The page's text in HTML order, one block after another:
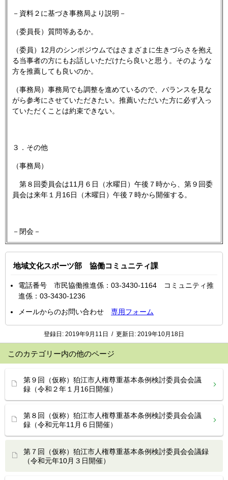
－資料２に基づき事務局より説明－
（委員長）質問等あるか。
（委員）12月のシンポジウムではさまざまに生きづらさを抱え
る当事者の方にもお話しいただけたら良いと思う。そのような
方を推薦しても良いのか。
（事務局）事務局でも調整を進めているので、バランスを見な
がら参考にさせていただきたい。推薦いただいた方に必ず入っ
ていただくことは約束できない。
３．その他
（事務局）
第８回委員会は11月６日（水曜日）午後７時から、第９回委
員会は来年１月16日（木曜日）午後７時から開催する。
－閉会－
地域文化スポーツ部 協働コミュニティ課
電話番号 市民協働推進係：03-3430-1164 コミュニティ推
進係：03-3430-1236
メールからのお問い合わせ 専用フォーム
登録日: 2019年9月11日 / 更新日: 2019年10月18日
このカテゴリー内の他のページ
第９回（仮称）狛江市人権尊重基本条例検討委員会会議
録（令和２年１月16日開催）
第８回（仮称）狛江市人権尊重基本条例検討委員会会議
録（令和元年11月６日開催）
第７回（仮称）狛江市人権尊重基本条例検討委員会会議録
（令和元年10月３日開催）